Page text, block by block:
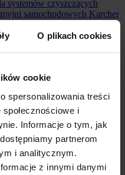
O plikach cookies
cookie
spersonalizowania treści
i
Informacje o tym, jak
partnerom
i analitycznym.
z innymi danymi
systemów czyszczących
samochodowych Karcher
karcher
samochodowej karcher